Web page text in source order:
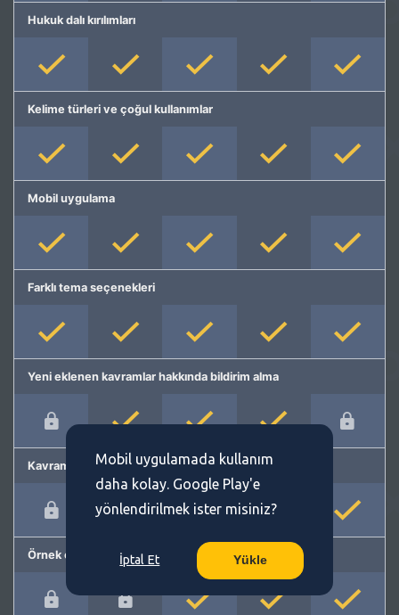
Hukuk dalı kırılımları
Kelime türleri ve çoğul kullanımlar
Mobil uygulama
Farklı tema seçenekleri
Yeni eklenen kavramlar hakkında bildirim alma
Kavram önerme
Örnek cümleler
Mobil uygulamada kullanım
daha kolay. Google Play'e
yönlendirilmek ister misiniz?
İptal Et Yükle